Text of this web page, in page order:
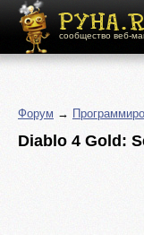
сообщество веб-
Форум →
Diablo 4 Gold: